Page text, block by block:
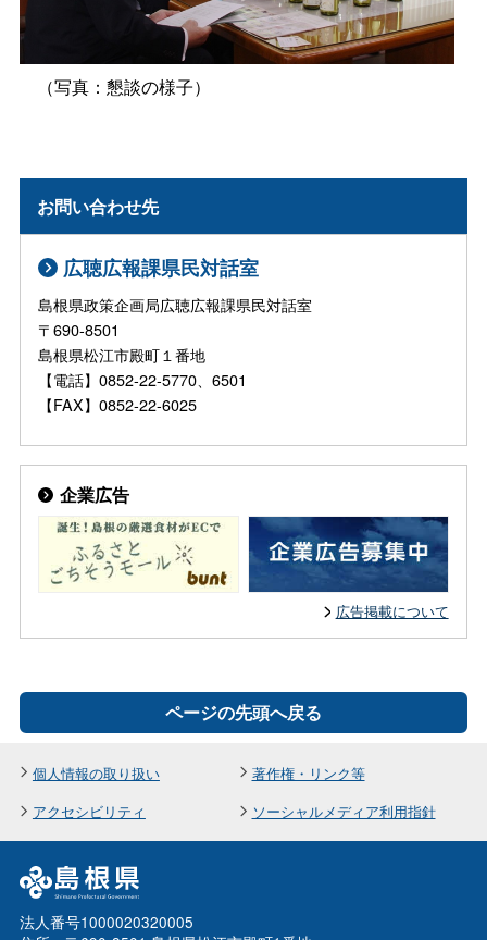
（写真：懇談の様子）
お問い合わせ先
広聴広報課県民対話室
島根県政策企画局広聴広報課県民対話室
〒690-8501
島根県松江市殿町１番地
【電話】0852-22-5770、6501
【FAX】0852-22-6025
企業広告
広告掲載について
ページの先頭へ戻る
個人情報の取り扱い
著作権・リンク等
アクセシビリティ
ソーシャルメディア利用指針
法人番号1000020320005